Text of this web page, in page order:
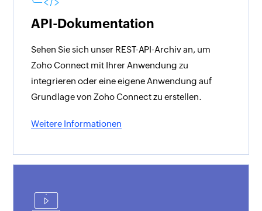
API-Dokumentation
Sehen Sie sich unser REST-API-Archiv an, um
Zoho Connect mit Ihrer Anwendung zu
integrieren oder eine eigene Anwendung auf
Grundlage von Zoho Connect zu erstellen.
Weitere Informationen